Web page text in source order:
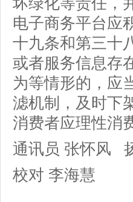
坏绿化等责任，
电子商务平台应
十九条和第三十
或者服务信息存
为等情形的，应
滤机制，及时下
消费者应理性消
通讯员 张怀风
校对 李海慧